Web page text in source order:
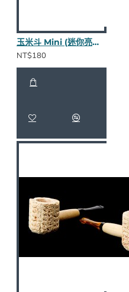
玉米斗 Mini (迷你亮面) M36-2
NT$180